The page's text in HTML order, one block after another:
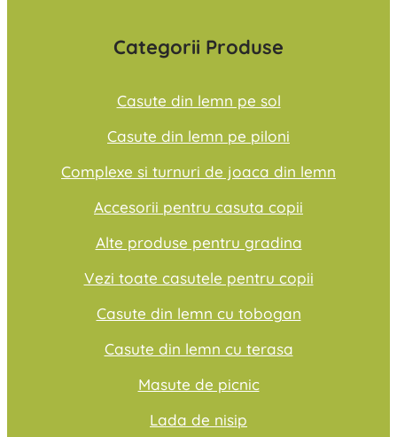
Categorii Produse
Casute din lemn pe sol
Casute din lemn pe piloni
Complexe si turnuri de joaca din lemn
Accesorii pentru casuta copii
Alte produse pentru gradina
Vezi toate casutele pentru copii
Casute din lemn cu tobogan
Casute din lemn cu terasa
Masute de picnic
Lada de nisip